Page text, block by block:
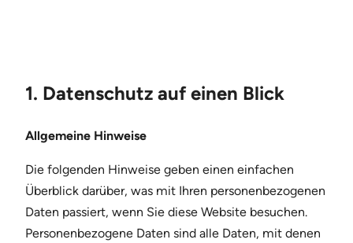
1. Datenschutz auf einen Blick
Allgemeine Hinweise
Die folgenden Hinweise geben einen einfachen
Überblick darüber, was mit Ihren personenbezogenen
Daten passiert, wenn Sie diese Website besuchen.
Personenbezogene Daten sind alle Daten, mit denen